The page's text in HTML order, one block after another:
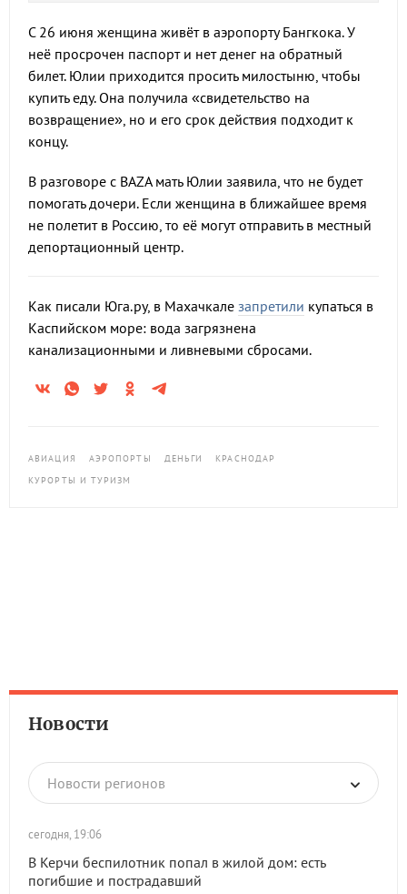
С 26 июня женщина живёт в аэропорту Бангкока. У
неё просрочен паспорт и нет денег на обратный
билет. Юлии приходится просить милостыню, чтобы
купить еду. Она получила «свидетельство на
возвращение», но и его срок действия подходит к
концу.
В разговоре с BAZA мать Юлии заявила, что не будет
помогать дочери. Если женщина в ближайшее время
не полетит в Россию, то её могут отправить в местный
депортационный центр.
Как писали Юга.ру, в Махачкале запретили купаться в
Каспийском море: вода загрязнена
канализационными и ливневыми сбросами.
АВИАЦИЯ АЭРОПОРТЫ ДЕНЬГИ
КРАСНОДАР
КУРОРТЫ И ТУРИЗМ
Новости
Новости регионов
сегодня, 19:06
В Керчи беспилотник попал в жилой дом: есть
погибшие и пострадавший